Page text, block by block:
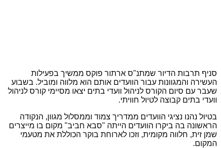
סניף תרבות הדיור שמתנ"ס ארתור פוקס ממשיך בפעילות
העשירה והמגוונות עבור הוועדים אותם הוא מלווה ומוביל. בשבוע
שעבר עם סיום הקורס לניהול וועדי בתים יצאו מסיימי קורס לניהול
וועדי בתים קבוצה לטיול חוויתי.
בטיול נהנו נציגי הוועדים ממדריך צמוד וממסלול מגוון, הנקודה
הראשונה בה ביקרו הוועדים הייתה "סבא חביב" מקום בו מייצרים
שמן זית, חלווה מקומית, וזכו לארוחת בוקר הכוללת את מטעמי
המקום.